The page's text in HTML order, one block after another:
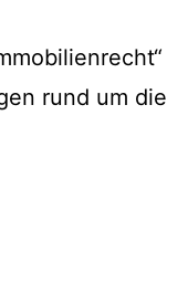
rund um die